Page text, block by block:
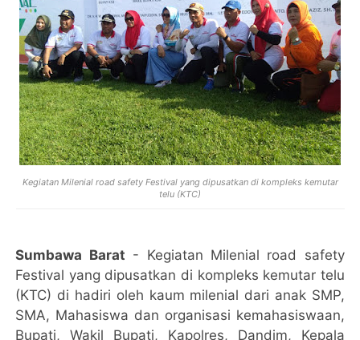
Kegiatan Milenial road safety Festival yang dipusatkan di kompleks kemutar
telu (KTC)
Sumbawa Barat - Kegiatan Milenial road safety
Festival yang dipusatkan di kompleks kemutar telu
(KTC) di hadiri oleh kaum milenial dari anak SMP,
SMA, Mahasiswa dan organisasi kemahasiswaan,
Bupati, Wakil Bupati, Kapolres, Dandim, Kepala